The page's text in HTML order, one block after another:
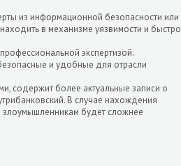
из информационной безопасности или
в механизме уязвимости и быстро
экспертизой.
и удобные для отрасли
содержит более актуальные записи о
В случае нахождения
будет сложнее